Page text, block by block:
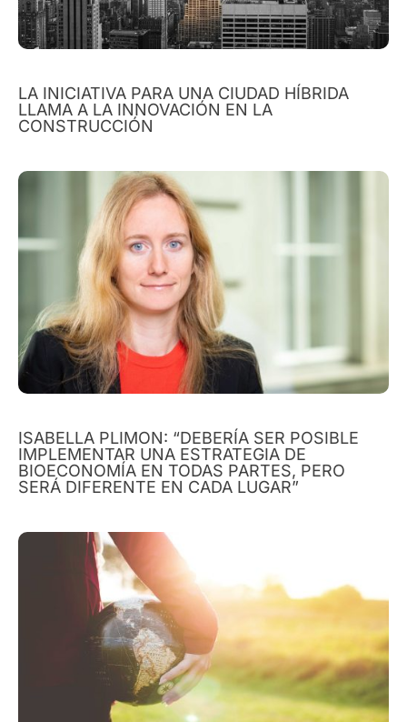
LA INICIATIVA PARA UNA CIUDAD HÍBRIDA
LLAMA A LA INNOVACIÓN EN LA
CONSTRUCCIÓN
ISABELLA PLIMON: “DEBERÍA SER POSIBLE
IMPLEMENTAR UNA ESTRATEGIA DE
BIOECONOMÍA EN TODAS PARTES, PERO
SERÁ DIFERENTE EN CADA LUGAR”